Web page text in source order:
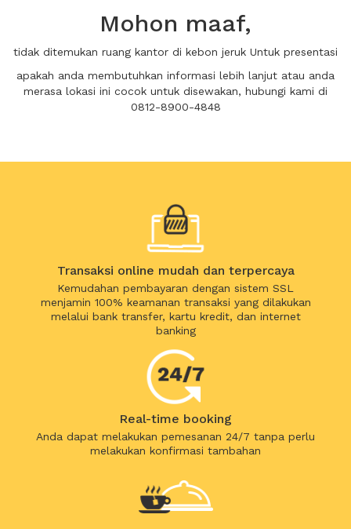
Mohon maaf,
tidak ditemukan ruang kantor di kebon jeruk Untuk presentasi
apakah anda membutuhkan informasi lebih lanjut atau anda
merasa lokasi ini cocok untuk disewakan, hubungi kami di
0812-8900-4848
Transaksi online mudah dan terpercaya
Kemudahan pembayaran dengan sistem SSL
menjamin 100% keamanan transaksi yang dilakukan
melalui bank transfer, kartu kredit, dan internet
banking
Real-time booking
Anda dapat melakukan pemesanan 24/7 tanpa perlu
melakukan konfirmasi tambahan